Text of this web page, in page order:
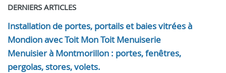
DERNIERS ARTICLES
Installation de portes, portails et baies vitrées à
Mondion avec Toit Mon Toit Menuiserie
Menuisier à Montmorillon : portes, fenêtres,
pergolas, stores, volets.